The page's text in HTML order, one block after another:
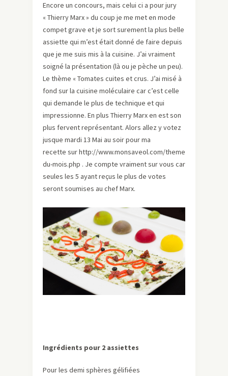
Encore un concours, mais celui ci a pour jury
« Thierry Marx » du coup je me met en mode
compet grave et je sort surement la plus belle
assiette qui m’est était donné de faire depuis
que je me suis mis à la cuisine. J’ai vraiment
soigné la présentation (là ou je pèche un peu).
Le thème « Tomates cuites et crus. J’ai misé à
fond sur la cuisine moléculaire car c’est celle
qui demande le plus de technique et qui
impressionne. En plus Thierry Marx en est son
plus fervent représentant. Alors allez y votez
jusque mardi 13 Mai au soir pour ma
recette sur http://www.monsaveol.com/theme-
du-mois.php . Je compte vraiment sur vous car
seules les 5 ayant reçus le plus de votes
seront soumises au chef Marx.
Ingrédients pour 2 assiettes
Pour les demi sphères gélifiées